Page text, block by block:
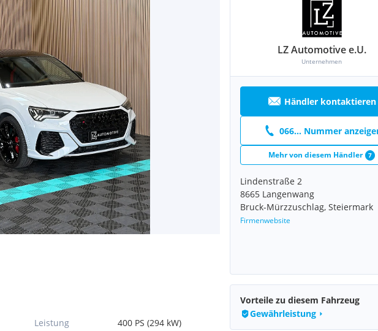
LZ Automotive e.U.
Unternehmen
Händler kontaktieren
066... Nummer
Mehr von diesem Händler 7
Lindenstraße 2
8665 Langenwang
Bruck-Mürzzuschlag, Steiermark
Firmenwebsite
Leistung 400 PS (294 kW)
Vorteile zu diesem Fahrzeug
Gewährleistung